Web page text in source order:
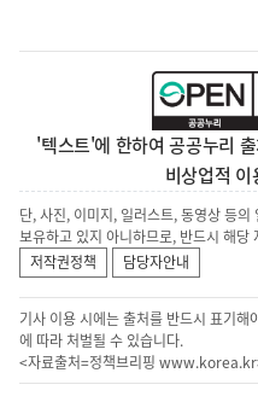
'텍스트'에 한하여 공공누리
비상업적
단, 사진, 이미지, 일러스트, 동영상 등
보유하고 있지 아니하므로, 반드시 해
저작권정책
담당자안내
기사 이용 시에는 출처를 반드시 표기해
에 따라 처벌될 수 있습니다.
<자료출처=정책브리핑 www.korea.kr